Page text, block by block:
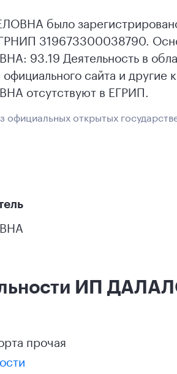
было зарегистрировано
319673300038790.
Деятельность в
сайта и другие
отсутствуют в ЕГРИП.
открытых
ИП
прочая